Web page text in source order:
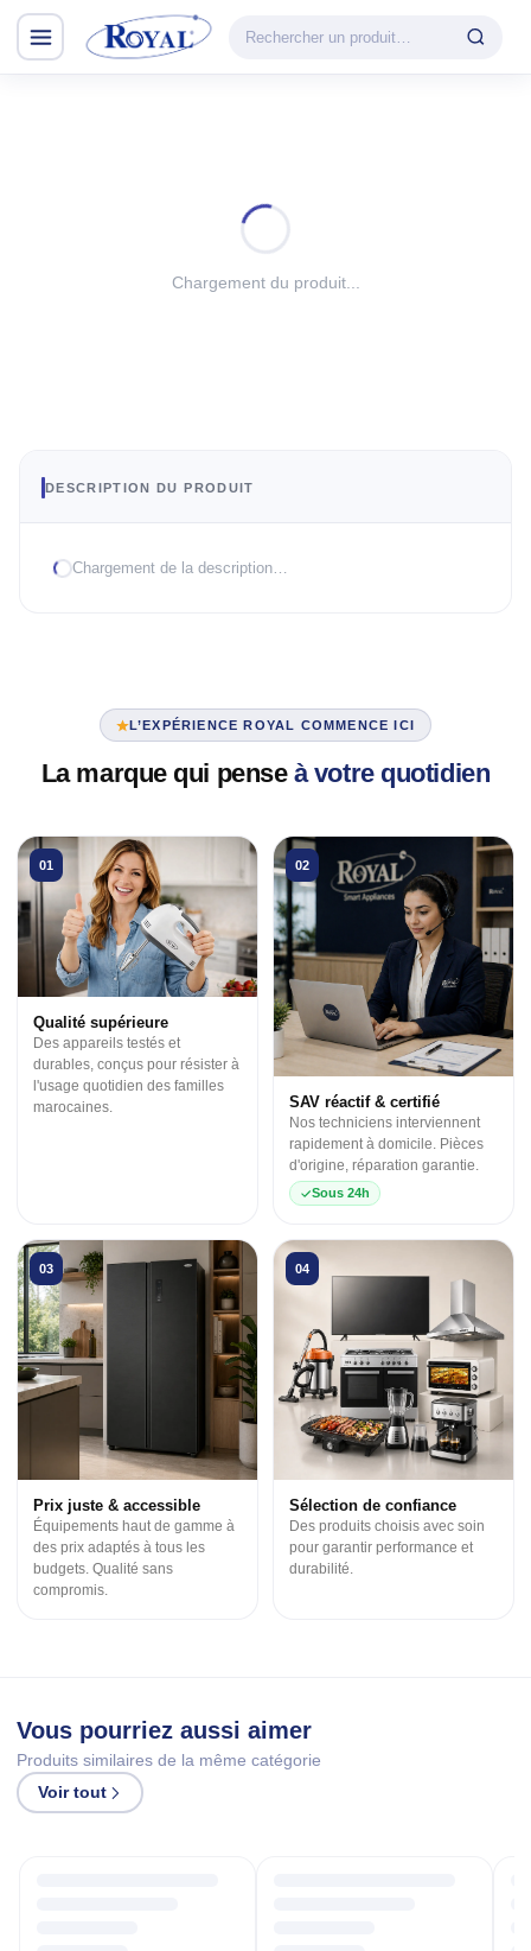
CHAUFFAGE
VENTILATION
3 en 1
Industrielle
Chargement du produit...
DESCRIPTION DU PRODUIT
Chargement de la description…
L’EXPÉRIENCE ROYAL COMMENCE ICI
La marque qui pense à votre quotidien
01
Qualité supérieure
Des appareils testés et
durables, conçus pour résister à
l'usage quotidien des familles
marocaines.
02
SAV réactif & certifié
Nos techniciens interviennent
rapidement à domicile. Pièces
d'origine, réparation garantie.
Sous 24h
03
Prix juste & accessible
Équipements haut de gamme à
des prix adaptés à tous les
budgets. Qualité sans
compromis.
04
Sélection de confiance
Des produits choisis avec soin
pour garantir performance et
durabilité.
Vous pourriez aussi aimer
Produits similaires de la même catégorie
Voir tout